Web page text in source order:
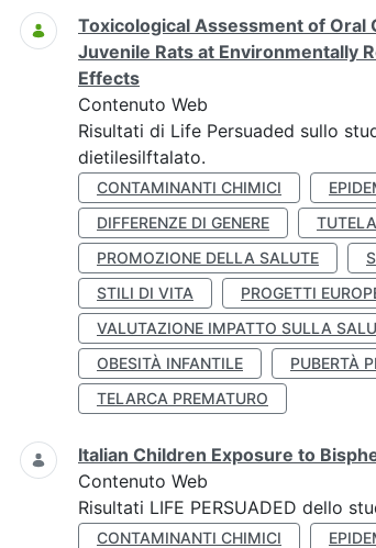
Toxicological Assessment of Oral
Juvenile Rats at Environmentally
Effects
Contenuto Web
Risultati di Life Persuaded sullo
dietilesilftalato.
CONTAMINANTI CHIMICI
DIFFERENZE DI GENERE
PROMOZIONE DELLA SALUTE
STILI DI VITA
PROGETTI
VALUTAZIONE IMPATTO SULLA
OBESITÀ INFANTILE
PUBERTÀ
TELARCA PREMATURO
Italian Children Exposure to
Contenuto Web
Risultati LIFE PERSUADED dello
CONTAMINANTI CHIMICI